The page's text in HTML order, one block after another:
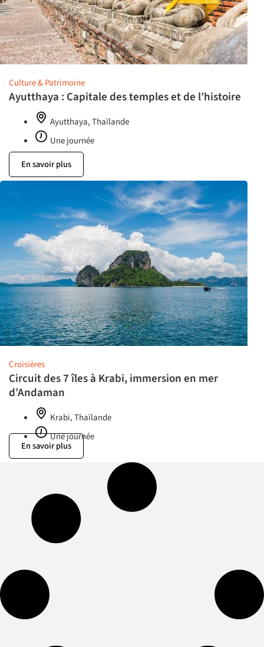
Culture & Patrimoine
Ayutthaya : Capitale des temples et de l’histoire
Ayutthaya, Thaïlande
Une journée
En savoir plus
Croisières
Circuit des 7 îles à Krabi, immersion en mer
d’Andaman
Krabi, Thaïlande
Une journée
En savoir plus